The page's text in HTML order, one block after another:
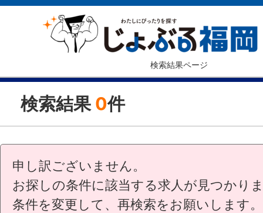
検索結果ページ
検索結果 0件
申し訳ございません。
お探しの条件に該当する求人が見つかり
条件を変更して、再検索をお願いします。